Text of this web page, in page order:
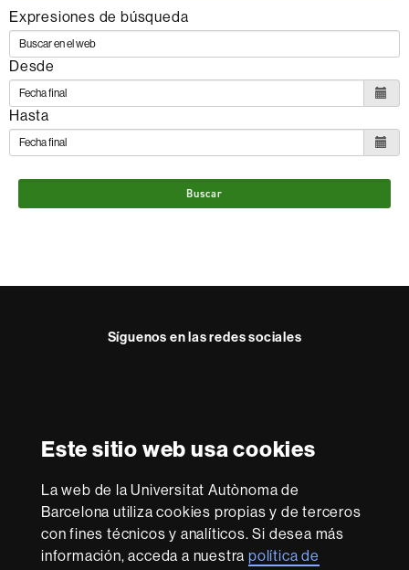
Este sitio web usa cookies
La web de la Universitat Autònoma de
Barcelona utiliza cookies propias y de terceros
con fines técnicos y analíticos. Si desea más
información, acceda a nuestrapolítica de
Expresiones de búsqueda
Desde
Hasta
Buscar
Síguenos en las redes sociales
Excellence
Research
-
Euraxess
Con la financiación de